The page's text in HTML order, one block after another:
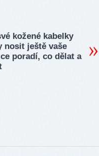
kožené kabelky
nosit ještě vaše
poradí, co dělat a